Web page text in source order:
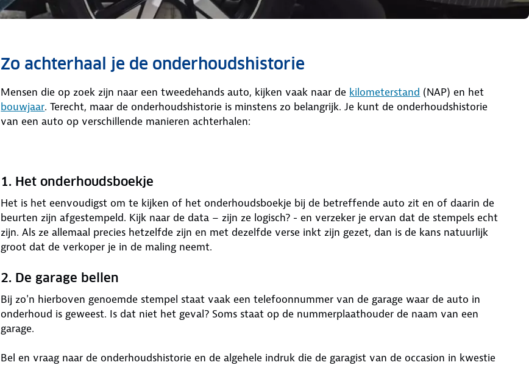
Zo achterhaal je de onderhoudshistorie
Mensen die op zoek zijn naar een tweedehands auto, kijken vaak naar de kilometerstand (NAP) en het
bouwjaar. Terecht, maar de onderhoudshistorie is minstens zo belangrijk. Je kunt de onderhoudshistorie
van een auto op verschillende manieren achterhalen:
1. Het onderhoudsboekje
Het is het eenvoudigst om te kijken of het onderhoudsboekje bij de betreffende auto zit en of daarin de
beurten zijn afgestempeld. Kijk naar de data – zijn ze logisch? - en verzeker je ervan dat de stempels echt
zijn. Als ze allemaal precies hetzelfde zijn en met dezelfde verse inkt zijn gezet, dan is de kans natuurlijk
groot dat de verkoper je in de maling neemt.
2. De garage bellen
Bij zo'n hierboven genoemde stempel staat vaak een telefoonnummer van de garage waar de auto in
onderhoud is geweest. Is dat niet het geval? Soms staat op de nummerplaathouder de naam van een
garage.
Bel en vraag naar de onderhoudshistorie en de algehele indruk die de garagist van de occasion in kwestie